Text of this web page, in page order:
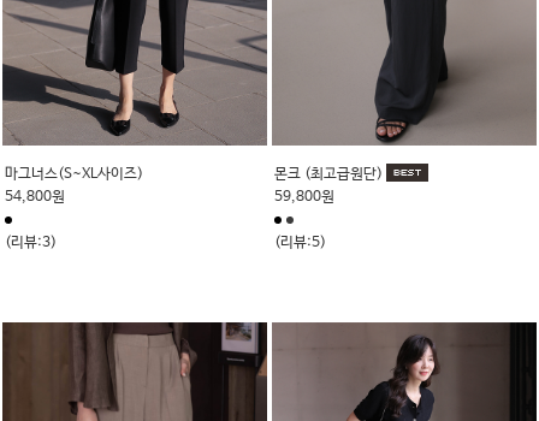
마그너스(S~XL사이즈)
54,800원
(리뷰:3)
몬크 (최고급원단)
59,800원
(리뷰:5)